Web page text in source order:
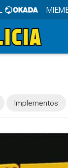
Implementos